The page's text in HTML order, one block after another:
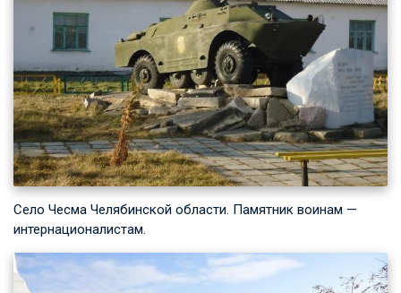
Село Чесма Челябинской области. Памятник воинам —
интернационалистам.